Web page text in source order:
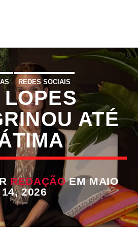
ON FM
LIGA-TE
REDES SOCIAIS
LOPES
ATÉ
REDAÇÃOEM MAIO
14, 2026